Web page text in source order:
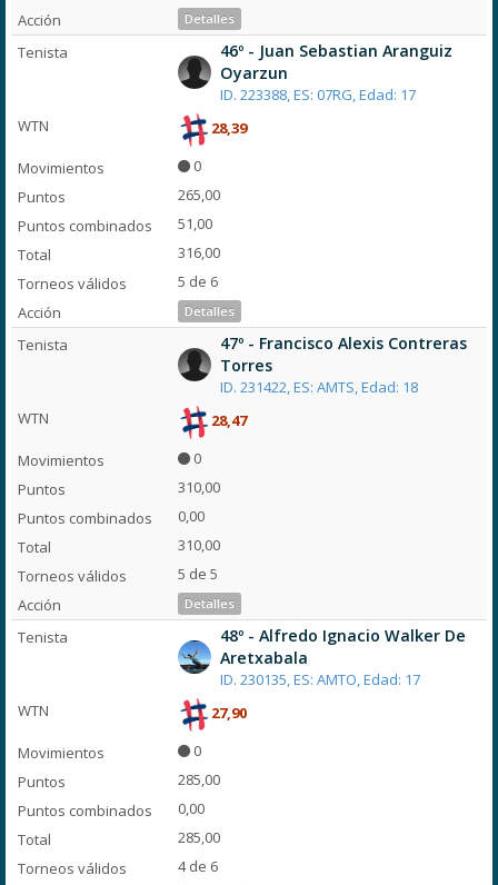
Detalles
46º - Juan Sebastian Aranguiz
Oyarzun
ID. 223388, ES: 07RG, Edad: 17
28,39
0
265,00
51,00
316,00
5 de 6
Detalles
47º - Francisco Alexis Contreras
Torres
ID. 231422, ES: AMTS, Edad: 18
28,47
0
310,00
0,00
310,00
5 de 5
Detalles
48º - Alfredo Ignacio Walker De
Aretxabala
ID. 230135, ES: AMTO, Edad: 17
27,90
0
285,00
0,00
285,00
4 de 6